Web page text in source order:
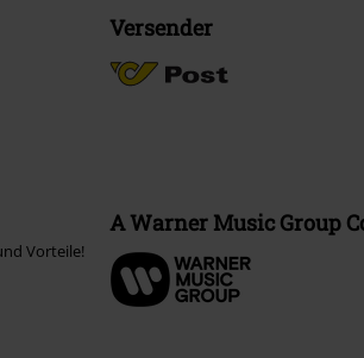
Versender
Vorteile!
A Warner Music Group